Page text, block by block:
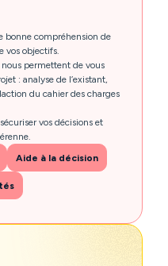
bonne compréhension de
vos objectifs.
permettent de vous
: analyse de l’existant,
du cahier des charges
vos décisions et
Aide à la décision